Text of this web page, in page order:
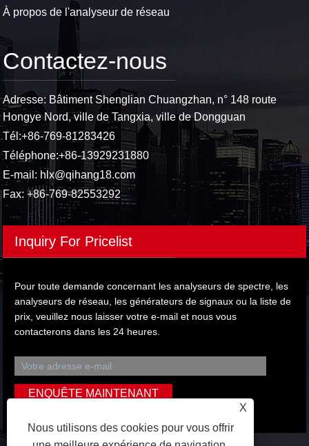
À propos de l'analyseur de réseau
Contactez-nous
Adresse: Bâtiment Shenglian Chuangzhan, n° 148 route
Hongye Nord, ville de Tangxia, ville de Dongguan
Tél:+86-769-81283426
Téléphone:+86-13929231880
E-mail: hlx@qihang18.com
Fax: +86-769-82553292
Inquiry For Pricelist
Pour toute demande concernant les analyseurs de spectre, les
analyseurs de réseau, les générateurs de signaux ou la liste de
prix, veuillez nous laisser votre e-mail et nous vous
contacterons dans les 24 heures.
X
Nous utilisons des cookies pour vous offrir